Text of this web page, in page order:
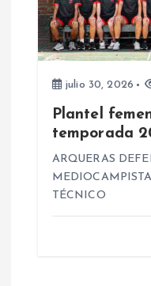
julio 30, 2026
Plantel
temporada
ARQUERAS
TÉCNICO